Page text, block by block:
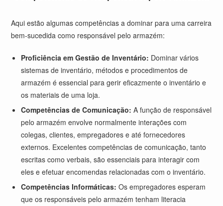
Aqui estão algumas competências a dominar para uma carreira
bem-sucedida como responsável pelo armazém:
Proficiência em Gestão de Inventário: Dominar vários
sistemas de inventário, métodos e procedimentos de
armazém é essencial para gerir eficazmente o inventário e
os materiais de uma loja.
Competências de Comunicação: A função de responsável
pelo armazém envolve normalmente interações com
colegas, clientes, empregadores e até fornecedores
externos. Excelentes competências de comunicação, tanto
escritas como verbais, são essenciais para interagir com
eles e efetuar encomendas relacionadas com o inventário.
Competências Informáticas: Os empregadores esperam
que os responsáveis pelo armazém tenham literacia